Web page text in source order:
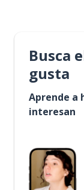
Busca
gusta
Aprende a
interesan